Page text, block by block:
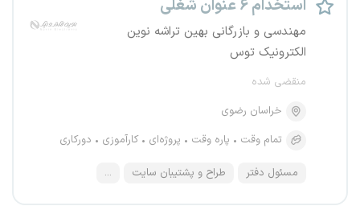
استخدام ۶ عنوان شغلی
مهندسی و بازرگانی بهین تراشه نوین
الکترونیک توس
منقضی شده
خراسان رضوی
تمام وقت
پاره وقت پروژه‌ای کارآموزی دورکاری
مسئول دفتر طراح و پشتیبان سایت ...